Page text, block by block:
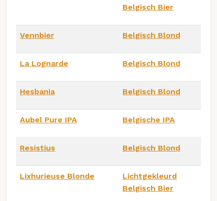
Belgisch Bier
Vennbier Belgisch Blond
La Lognarde Belgisch Blond
Hesbania Belgisch Blond
Aubel Pure IPA Belgische IPA
Resistius Belgisch Blond
Lixhurieuse Blonde
Lichtgekleurd
Belgisch Bier